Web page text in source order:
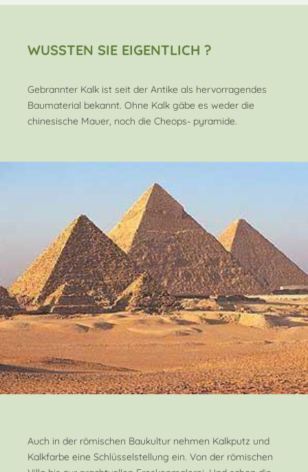
WUSSTEN SIE EIGENTLICH ?
Gebrannter Kalk ist seit der Antike als hervorragendes
Baumaterial bekannt. Ohne Kalk gäbe es weder die
chinesische Mauer, noch die Cheops- pyramide.
Auch in der römischen Baukultur nehmen Kalkputz und
Kalkfarbe eine Schlüsselstellung ein. Von der römischen